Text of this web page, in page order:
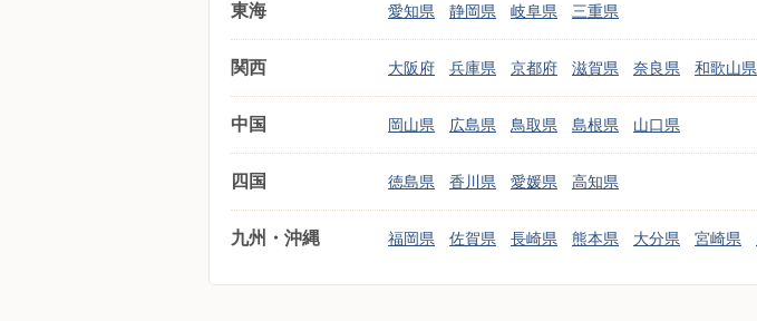
東海 愛知県 静岡県 岐阜県 三重県
関西 大阪府 兵庫県 京都府 滋賀県 奈良県 和歌山県
中国 岡山県 広島県 鳥取県 島根県 山口県
四国 徳島県 香川県 愛媛県 高知県
九州・沖縄 福岡県 佐賀県 長崎県 熊本県 大分県 宮崎県